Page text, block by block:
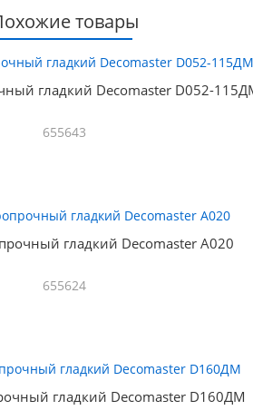
товары
гладкий Decomaster D052-
655643
гладкий Decomaster A020
655624
гладкий Decomaster D160ДМ